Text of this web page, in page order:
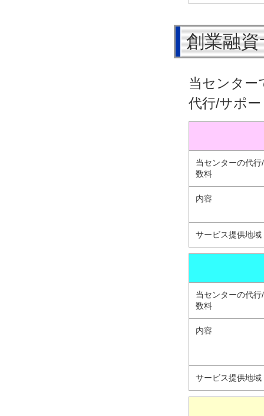
創業融
当センター
代行/サポ
当センターの代
数料
内容
サービス提供地域
当センターの代
数料
内容
サービス提供地域